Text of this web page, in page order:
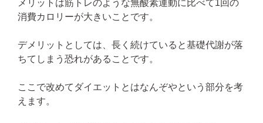
メリットは筋トレのような無酸素運動に比べて1回の
消費カロリーが大きいことです。
デメリットとしては、長く続けていると基礎代謝が落
ちてしまう恐れがあることです。
ここで改めてダイエットとはなんぞやという部分を考
えます。